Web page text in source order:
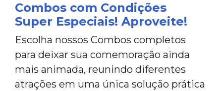
Combos com Condições
Super Especiais! Aproveite!
Escolha nossos Combos completos
para deixar sua comemoração ainda
mais animada, reunindo diferentes
atrações em uma única solução prática